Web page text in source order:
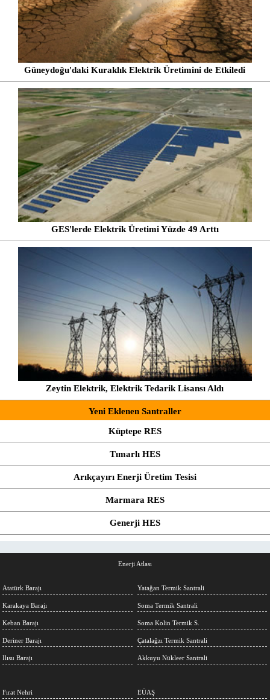
Güneydoğu'daki Kuraklık Elektrik Üretimini de Etkiledi
GES'lerde Elektrik Üretimi Yüzde 49 Arttı
Zeytin Elektrik, Elektrik Tedarik Lisansı Aldı
Yeni Eklenen Santraller
Küptepe RES
Tımarlı HES
Arıkçayırı Enerji Üretim Tesisi
Marmara RES
Generji HES
Enerji Atlası
Atatürk Barajı
Karakaya Barajı
Keban Barajı
Deriner Barajı
Ilısu Barajı
Yatağan Termik Santrali
Soma Termik Santrali
Soma Kolin Termik S.
Çatalağzı Termik Santrali
Akkuyu Nükleer Santrali
Fırat Nehri EÜAŞ